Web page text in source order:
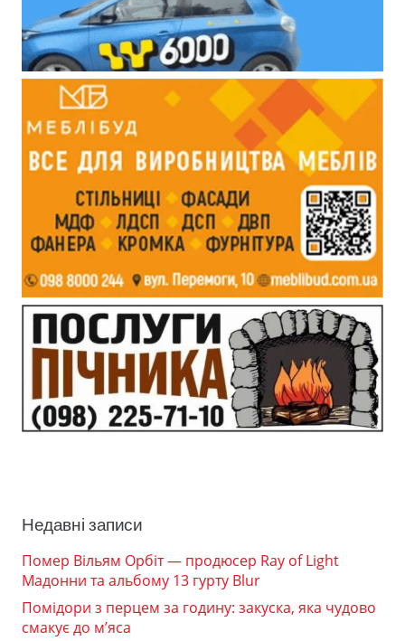
Недавні записи
Помер Вільям Орбіт — продюсер Ray of Light
Мадонни та альбому 13 гурту Blur
Помідори з перцем за годину: закуска, яка чудово
смакує до м’яса